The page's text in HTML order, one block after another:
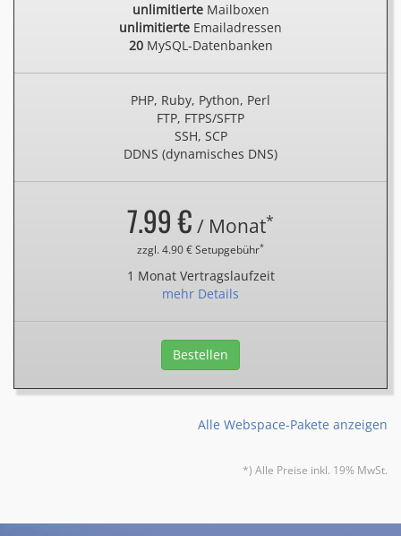
unlimitierteMailboxen
unlimitierte Emailadressen
20MySQL-Datenbanken
PHP, Ruby, Python, Perl
FTP, FTPS/SFTP
SSH, SCP
DDNS (dynamisches DNS)
7.99 € / Monat*
zzgl. 4.90 € Setupgebühr*
1 Monat Vertragslaufzeit
mehr Details
Bestellen
Alle Webspace-Pakete anzeigen
*) Alle Preise inkl. 19% MwSt.